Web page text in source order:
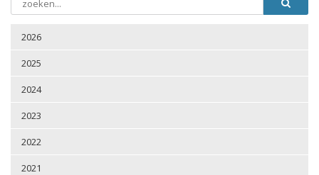
2026
2025
2024
2023
2022
2021